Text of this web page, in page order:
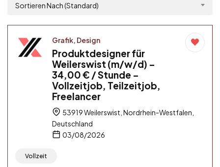
Sortieren Nach (Standard)
Grafik, Design
Produktdesigner für
Weilerswist (m/w/d) –
34,00 € / Stunde –
Vollzeitjob, Teilzeitjob,
Freelancer
53919 Weilerswist, Nordrhein-Westfalen,
Deutschland
03/08/2026
Vollzeit